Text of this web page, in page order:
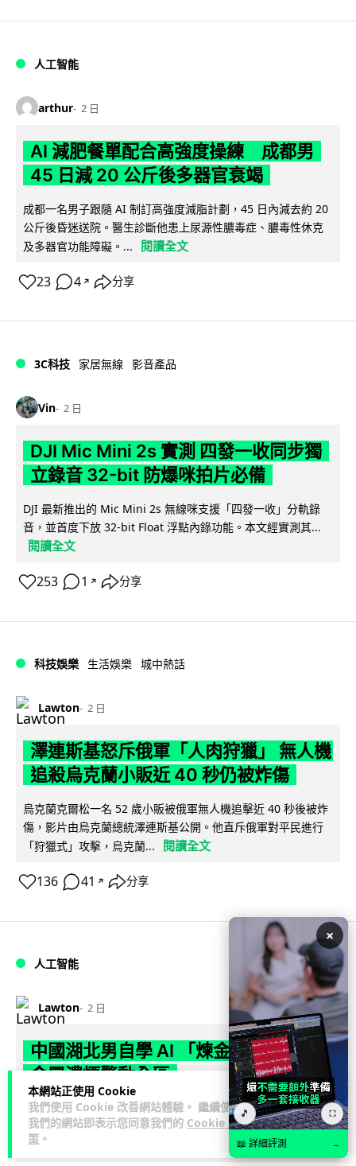
本網站正使用 Cookie
我們使用 Cookie 改善網站體驗。 繼續使用
我們的網站即表示您同意我們的 Cookie 政
策 。
人工智能
arthur 2 日
AI 減肥餐單配合高強度操練 成都男
45 日減 20 公斤後多器官衰竭
成都一名男子跟隨 AI 制訂高強度減脂計劃，45 日內減去約 20
公斤後昏迷送院。醫生診斷他患上尿源性膿毒症、膿毒性休克
及多器官功能障礙。...
閱讀全文
23 4 ↗ 分享
3C科技 家居無線 影音產品
Vin 2 日
DJI Mic Mini 2s 實測 四發一收同步獨
立錄音 32-bit 防爆咪拍片必備
DJI 最新推出的 Mic Mini 2s 無線咪支援「四發一收」分軌錄
音，並首度下放 32-bit Float 浮點內錄功能。本文經實測其...
閱讀全文
253 1 ↗ 分享
科技娛樂 生活娛樂 城中熱話
Lawton 2 日
澤連斯基怒斥俄軍「人肉狩獵」 無人機
追殺烏克蘭小販近 40 秒仍被炸傷
烏克蘭克爾松一名 52 歲小販被俄軍無人機追擊近 40 秒後被炸
傷，影片由烏克蘭總統澤連斯基公開。他直斥俄軍對平民進行
「狩獵式」攻擊，烏克蘭...
閱讀全文
136 41 ↗ 分享
人工智能
Lawton 2 日
中國湖北男自學 AI 「煉金術」 屋內煉
金冒濃煙驚動全區
中國湖北黃石一名男子見金價高企，利用 AI 自學提煉黃金，在
租住單位私設高壓爐及作坊冶煉，過程產生大量刺鼻濃煙，驚
動鄰居報警。警方到場揭發整...
×
🎵 ⛶
📖 詳細評測 →